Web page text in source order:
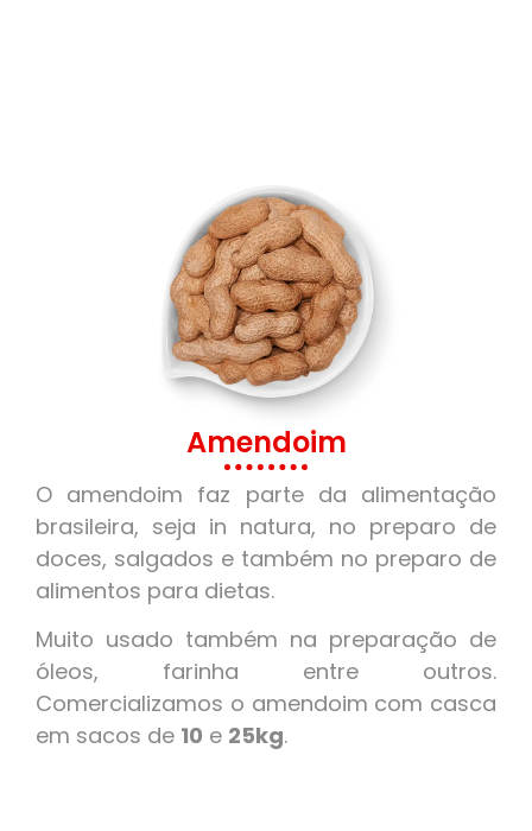
Amendoim
O amendoim faz parte da alimentação
brasileira, seja in natura, no preparo de
doces, salgados e também no preparo de
alimentos para dietas.
Muito usado também na preparação de
óleos, farinha entre outros.
Comercializamos o amendoim com casca
em sacos de 10 e 25kg.